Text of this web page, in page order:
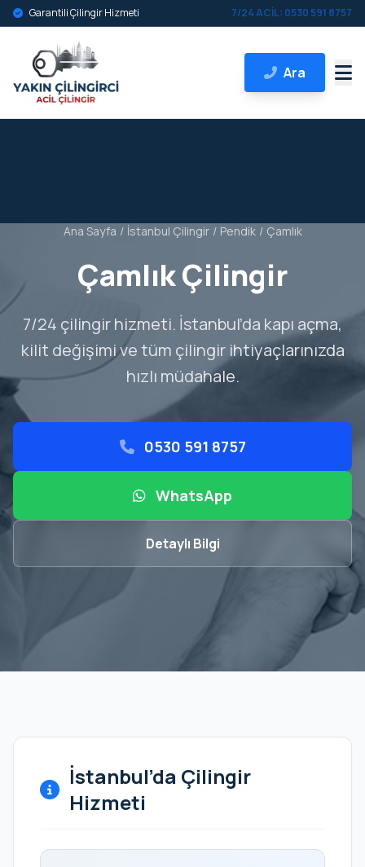
Garantili Çilingir Hizmeti 7/24 ACİL: 0530 591 8757
Ara
Ana Sayfa / İstanbul Çilingir / Pendik / Çamlık
Çamlık Çilingir
7/24 çilingir hizmeti. İstanbul’da kapı açma,
kilit değişimi ve tüm çilingir ihtiyaçlarınızda
hızlı müdahale.
0530 591 8757
WhatsApp
Detaylı Bilgi
İstanbul’da Çilingir
Hizmeti